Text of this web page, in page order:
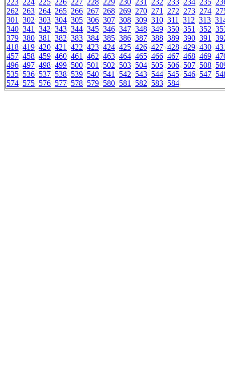
223 224 225 226 227 228 229 230 231 232 233 234 235
262 263 264 265 266 267 268 269 270 271 272 273 274
301 302 303 304 305 306 307 308 309 310 311 312 313
340 341 342 343 344 345 346 347 348 349 350 351 352
379 380 381 382 383 384 385 386 387 388 389 390 391
418 419 420 421 422 423 424 425 426 427 428 429 430
457 458 459 460 461 462 463 464 465 466 467 468 469
496 497 498 499 500 501 502 503 504 505 506 507 508
535 536 537 538 539 540 541 542 543 544 545 546 547
574 575 576 577 578 579 580 581 582 583 584